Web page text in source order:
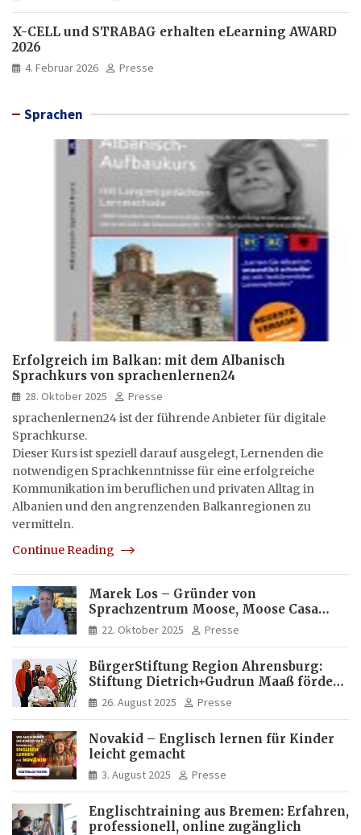
X-CELL und STRABAG erhalten eLearning AWARD
2026
4. Februar 2026 Presse
Sprachen
Erfolgreich im Balkan: mit dem Albanisch
Sprachkurs von sprachenlernen24
28. Oktober 2025
Presse
sprachenlernen24 ist der führende Anbieter für digitale
Sprachkurse.
Dieser Kurs ist speziell darauf ausgelegt, Lernenden die
notwendigen Sprachkenntnisse für eine erfolgreiche
Kommunikation im beruflichen und privaten Alltag in
Albanien und den angrenzenden Balkanregionen zu
vermitteln.
Continue Reading
Marek Los – Gründer von
Sprachzentrum Moose, Moose Casa
Italia und Apartamento Brasil |
Internationaler Experte für Bildung
22. Oktober 2025 Presse
BürgerStiftung Region Ahrensburg:
Stiftung Dietrich+Gudrun Maaß fördert
Deutschkenntnisse von Frauen
26. August 2025 Presse
Novakid – Englisch lernen für Kinder
leicht gemacht
3. August 2025 Presse
Englischtraining aus Bremen: Erfahren,
professionell, online zugänglich